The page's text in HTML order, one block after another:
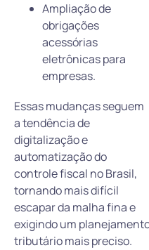
Ampliação de
obrigações
acessórias
eletrônicas para
empresas.
Essas mudanças seguem
a tendência de
digitalização e
automatização do
controle fiscal no Brasil,
tornando mais difícil
escapar da malha fina e
exigindo um
tributário mais preciso.